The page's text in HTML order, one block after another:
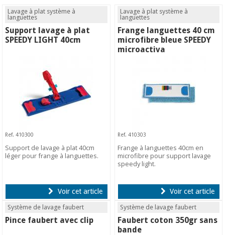
Lavage à plat système à
languettes
Support lavage à plat
SPEEDY LIGHT 40cm
Ref. 410300
Support de lavage à plat 40cm
léger pour frange à languettes.
Voir cet article
Lavage à plat système à
languettes
Frange languettes 40 cm
microfibre bleue SPEEDY
microactiva
Ref. 410303
Frange à languettes 40cm en
microfibre pour support lavage
speedy light.
Voir cet article
Système de lavage faubert
Pince faubert avec clip
Système de lavage faubert
Faubert coton 350gr sans
bande